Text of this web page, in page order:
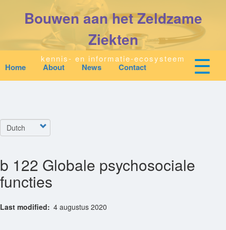
gaan
Bouwen aan het Zeldzame
Ziekten
kennis- en informatie-ecosysteem
Mobile
links
menu
Home About News Contact ☰
Main
Zoeken
Over Ons
Downloads
Select
your
b 122 Globale psychosociale
functies
Last modified 4 augustus 2020